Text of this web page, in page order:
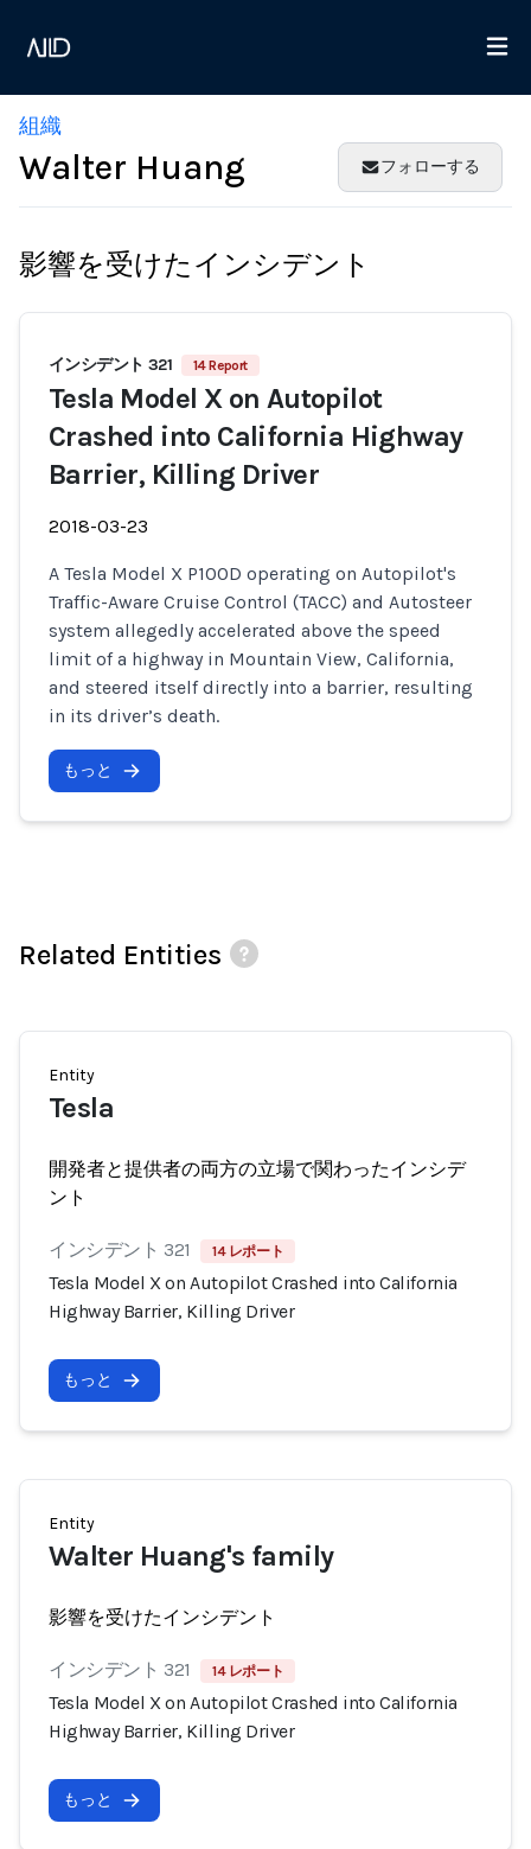
組織
Walter Huang フォローする
影響を受けたインシデント
インシデント 321 14 Report
Tesla Model X on Autopilot
Crashed into California Highway
Barrier, Killing Driver
2018-03-23
A Tesla Model X P100D operating on Autopilot's
Traffic-Aware Cruise Control (TACC) and Autosteer
system allegedly accelerated above the speed
limit of a highway in Mountain View, California,
and steered itself directly into a barrier, resulting
in its driver’s death.
もっと
Related Entities
Entity
Tesla
開発者と提供者の両方の立場で関わったインシデ
ント
インシデント 321 14 レポート
Tesla Model X on Autopilot Crashed into California
Highway Barrier, Killing Driver
もっと
Entity
Walter Huang's family
影響を受けたインシデント
インシデント 321 14 レポート
Tesla Model X on Autopilot Crashed into California
Highway Barrier, Killing Driver
もっと